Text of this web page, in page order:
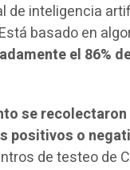
de inteligencia
basado en
el 86%
se
positivos o
de testeo de